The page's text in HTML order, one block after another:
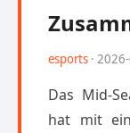
esports ·
Das Mid-
hat mit